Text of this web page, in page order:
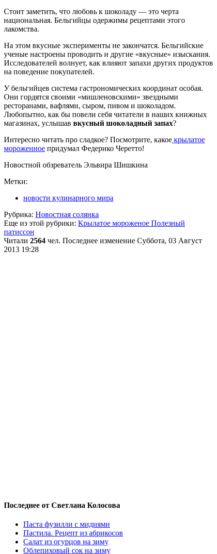
Стоит заметить, что любовь к шоколаду — это черта
национальная. Бельгийцы одержимы рецептами этого
лакомства.
На этом вкусные эксперименты не закончатся. Бельгийские
ученые настроены проводить и другие «вкусные» изыскания.
Исследователей волнует, как влияют запахи других продуктов
на поведение покупателей.
У бельгийцев система гастрономических координат особая.
Они гордятся своими «мишленовскими» звездными
ресторанами, вафлями, сыром, пивом и шоколадом.
Любопытно, как бы повели себя читатели в наших книжных
магазинах, услышав вкусный шоколадный запах?
Интересно читать про сладкое? Посмотрите, какое крылатое
мороженное придумал Федерико Черетто!
Новостной обзреватель Эльвира Шишкина
Метки:
новости кулинарного мира
Рубрика: Новостная солянка
Еще из этой рубрики: Крылатое мороженое Полезный
патиссон
Читали 2564 чел. Последнее изменение Суббота, 03 Август
2013 19:28
Последнее от Светлана Колосова
Паста фузилли с мидиями
Пастила. Рецепт из абрикосов
Салат из огурцов на зиму
Облепиховый сок на зиму